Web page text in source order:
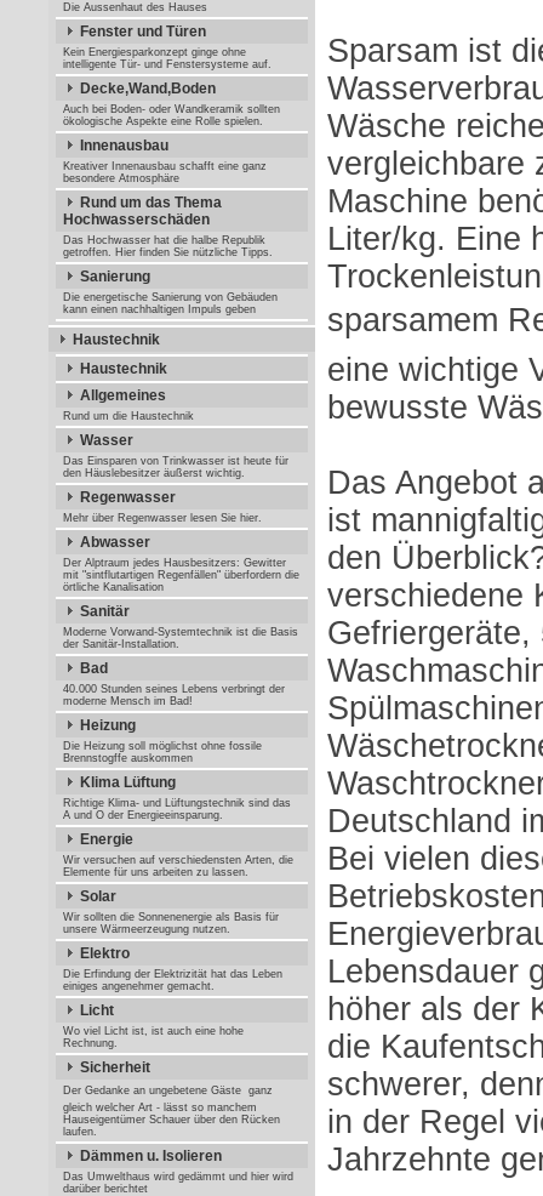
Die Aussenhaut des Hauses
Fenster und Türen
Kein Energiesparkonzept ginge ohne
intelligente Tür- und Fenstersysteme auf.
Decke,Wand,Boden
Auch bei Boden- oder Wandkeramik sollten
ökologische Aspekte eine Rolle spielen.
Innenausbau
Kreativer Innenausbau schafft eine ganz
besondere Atmosphäre
Rund um das Thema
Hochwasserschäden
Das Hochwasser hat die halbe Republik
getroffen. Hier finden Sie nützliche Tipps.
Sanierung
Die energetische Sanierung von Gebäuden
kann einen nachhaltigen Impuls geben
Haustechnik
Haustechnik
Allgemeines
Rund um die Haustechnik
Wasser
Das Einsparen von Trinkwasser ist heute für
den Häuslebesitzer äußerst wichtig.
Regenwasser
Mehr über Regenwasser lesen Sie hier.
Abwasser
Der Alptraum jedes Hausbesitzers: Gewitter
mit "sintflutartigen Regenfällen" überfordern die
örtliche Kanalisation
Sanitär
Moderne Vorwand-Systemtechnik ist die Basis
der Sanitär-Installation.
Bad
40.000 Stunden seines Lebens verbringt der
moderne Mensch im Bad!
Heizung
Die Heizung soll möglichst ohne fossile
Brennstogffe auskommen
Klima Lüftung
Richtige Klima- und Lüftungstechnik sind das
A und O der Energieeinsparung.
Energie
Wir versuchen auf verschiedensten Arten, die
Elemente für uns arbeiten zu lassen.
Solar
Wir sollten die Sonnenenergie als Basis für
unsere Wärmeerzeugung nutzen.
Elektro
Die Erfindung der Elektrizität hat das Leben
einiges angenehmer gemacht.
Licht
Wo viel Licht ist, ist auch eine hohe
Rechnung.
Sicherheit
Der Gedanke an ungebetene Gäste  ganz
gleich welcher Art - lässt so manchem
Hauseigentümer Schauer über den Rücken
laufen.
Dämmen u. Isolieren
Das Umwelthaus wird gedämmt und hier wird
darüber berichtet
Sparsam ist
Wäsche
vergleichbare
Maschine
Liter/kg. Eine
sparsamem
eine wichtige
bewusste
Das Angebot
ist
den
verschiedene
Gefriergeräte,
Deutschland
Bei vielen
Lebensdauer
höher als der
die
schwerer,
in der Regel
Jahrzehnte